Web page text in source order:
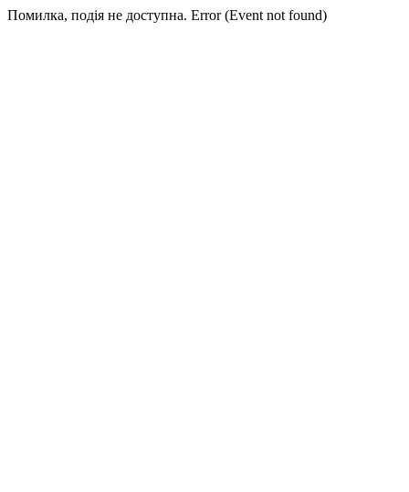
Помилка, подія не доступна. Error (Event not found)